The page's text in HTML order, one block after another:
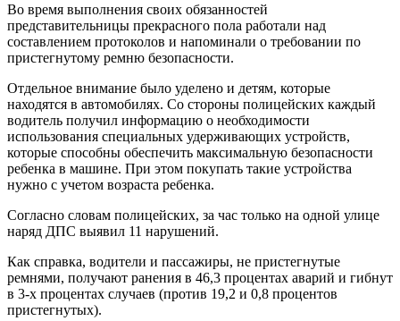
Во время выполнения своих обязанностей
представительницы прекрасного пола работали над
составлением протоколов и напоминали о требовании по
пристегнутому ремню безопасности.
Отдельное внимание было уделено и детям, которые
находятся в автомобилях. Со стороны полицейских каждый
водитель получил информацию о необходимости
использования специальных удерживающих устройств,
которые способны обеспечить максимальную безопасности
ребенка в машине. При этом покупать такие устройства
нужно с учетом возраста ребенка.
Согласно словам полицейских, за час только на одной улице
наряд ДПС выявил 11 нарушений.
Как справка, водители и пассажиры, не пристегнутые
ремнями, получают ранения в 46,3 процентах аварий и гибнут
в 3-х процентах случаев (против 19,2 и 0,8 процентов
пристегнутых).